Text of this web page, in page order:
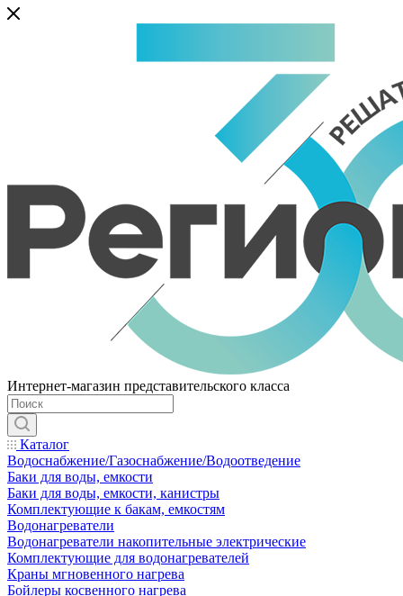
Интернет-магазин представительского класса
Каталог
Водоснабжение/Газоснабжение/Водоотведение
Баки для воды, емкости
Баки для воды, емкости, канистры
Комплектующие к бакам, емкостям
Водонагреватели
Водонагреватели накопительные электрические
Комплектующие для водонагревателей
Краны мгновенного нагрева
Бойлеры косвенного нагрева